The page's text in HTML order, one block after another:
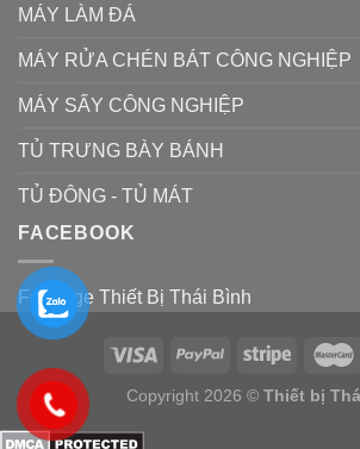
MÁY LÀM ĐÁ
MÁY RỬA CHÉN BÁT CÔNG NGHIỆP
MÁY SẤY CÔNG NGHIỆP
TỦ TRƯNG BÀY BÁNH
TỦ ĐÔNG - TỦ MÁT
FACEBOOK
Fanpage Thiết Bị Thái Bình
Copyright 2026 © Thiết bị